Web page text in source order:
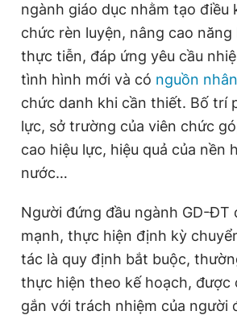
ngành giáo dục nhằm tạo điều
chức rèn luyện, nâng cao
thực tiễn, đáp ứng yêu cầu
tình hình mới và có nguồn
chức danh khi cần thiết. Bố trí
lực, sở trường của viên chức
cao hiệu lực, hiệu quả của nền
nước…
Người đứng đầu ngành GD-ĐT
mạnh, thực hiện định kỳ
tác là quy định bắt buộc,
thực hiện theo kế hoạch, được
gắn với trách nhiệm của người